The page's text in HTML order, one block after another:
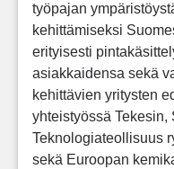
työpajan
kehittämiseksi
erityisesti
asiakkaidensa sekä
kehittävien yritysten
yhteistyössä Tekesin,
Teknologiateollisuus
sekä Euroopan